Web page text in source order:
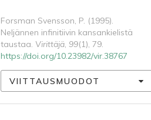
Forsman Svensson, P. (1995).
Neljännen infinitiivin kansankielistä
taustaa. Virittäjä, 99(1), 79.
https://doi.org/10.23982/vir.38767
VIITTAUSMUODOT